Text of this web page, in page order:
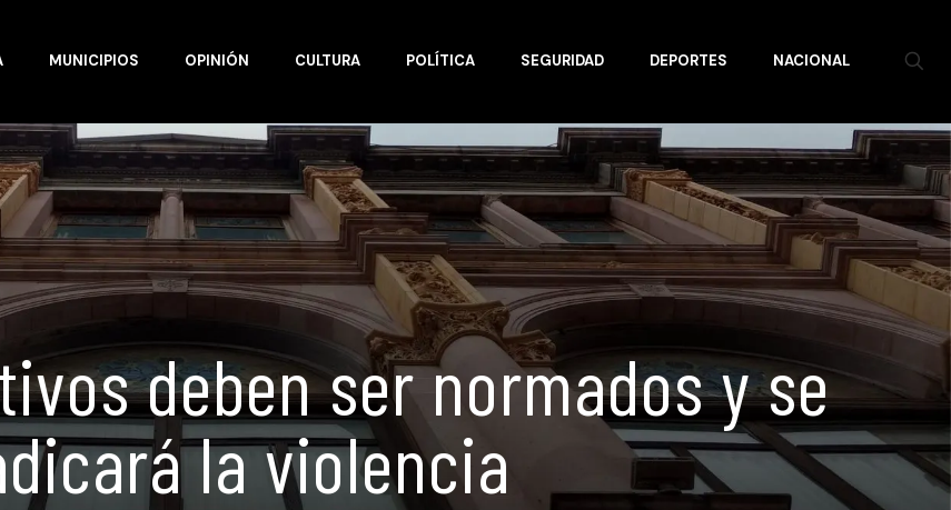
MUNICIPIOS OPINIÓN CULTURA POLÍTICA SEGURIDAD DEPORTES NACIONAL
deben ser normados y se
la violencia